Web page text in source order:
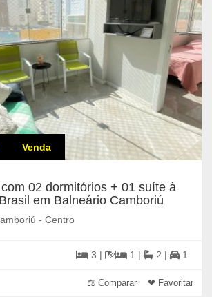
Venda
02 dormitórios + 01 suíte à
em Balneário Camboriú
- Centro
3 | 1 | 2 | 1
⚖ Comparar ❤ Favoritar